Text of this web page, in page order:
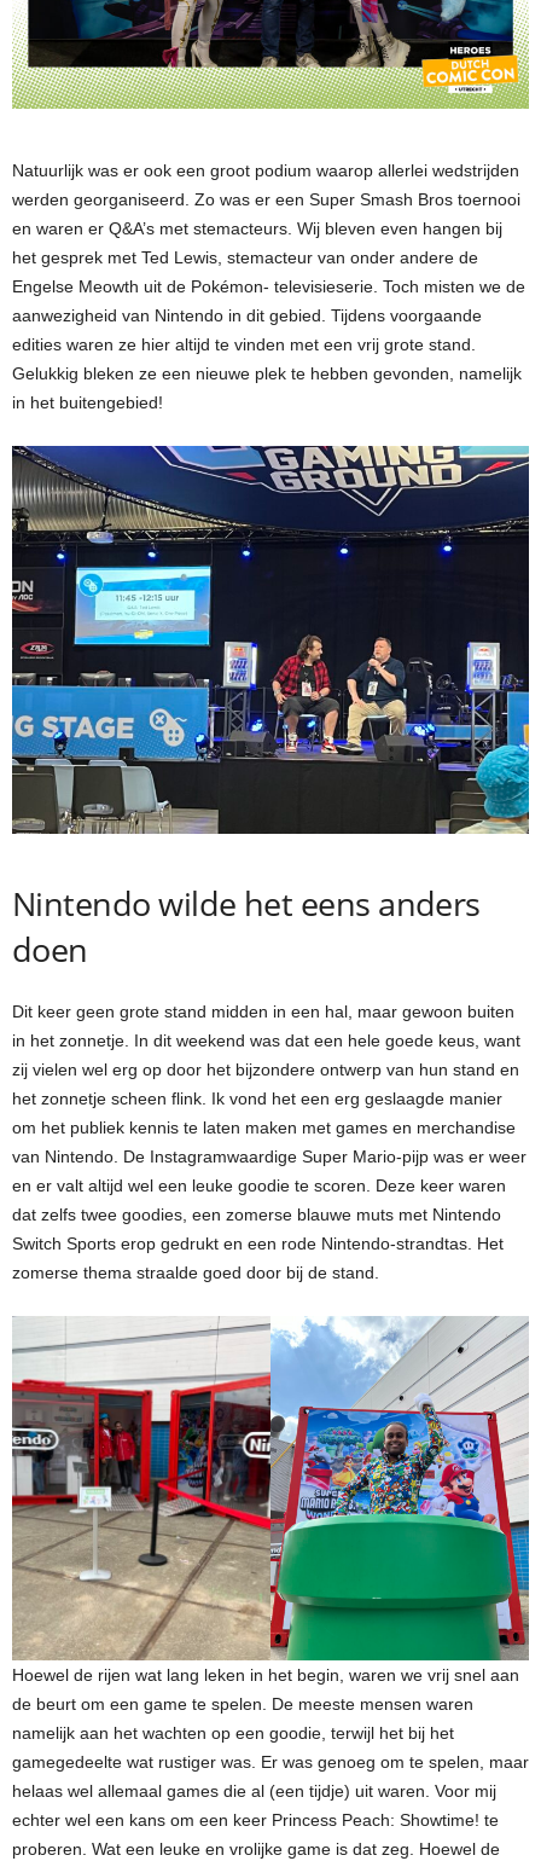
Natuurlijk was er ook een groot podium waarop allerlei wedstrijden
werden georganiseerd. Zo was er een Super Smash Bros toernooi
en waren er Q&A’s met stemacteurs. Wij bleven even hangen bij
het gesprek met Ted Lewis, stemacteur van onder andere de
Engelse Meowth uit de Pokémon- televisieserie. Toch misten we de
aanwezigheid van Nintendo in dit gebied. Tijdens voorgaande
edities waren ze hier altijd te vinden met een vrij grote stand.
Gelukkig bleken ze een nieuwe plek te hebben gevonden, namelijk
in het buitengebied!
Nintendo wilde het eens anders
doen
Dit keer geen grote stand midden in een hal, maar gewoon buiten
in het zonnetje. In dit weekend was dat een hele goede keus, want
zij vielen wel erg op door het bijzondere ontwerp van hun stand en
het zonnetje scheen flink. Ik vond het een erg geslaagde manier
om het publiek kennis te laten maken met games en merchandise
van Nintendo. De Instagramwaardige Super Mario-pijp was er weer
en er valt altijd wel een leuke goodie te scoren. Deze keer waren
dat zelfs twee goodies, een zomerse blauwe muts met Nintendo
Switch Sports erop gedrukt en een rode Nintendo-strandtas. Het
zomerse thema straalde goed door bij de stand.
Hoewel de rijen wat lang leken in het begin, waren we vrij snel aan
de beurt om een game te spelen. De meeste mensen waren
namelijk aan het wachten op een goodie, terwijl het bij het
gamegedeelte wat rustiger was. Er was genoeg om te spelen, maar
helaas wel allemaal games die al (een tijdje) uit waren. Voor mij
echter wel een kans om een keer Princess Peach: Showtime! te
proberen. Wat een leuke en vrolijke game is dat zeg. Hoewel de